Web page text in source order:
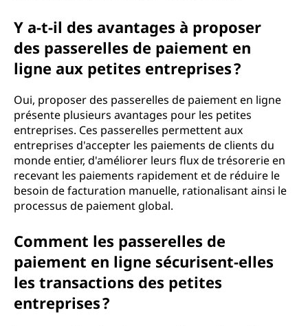
Y a-t-il des avantages à proposer
des passerelles de paiement en
ligne aux petites entreprises ?
Oui, proposer des passerelles de paiement en ligne
présente plusieurs avantages pour les petites
entreprises. Ces passerelles permettent aux
entreprises d'accepter les paiements de clients du
monde entier, d'améliorer leurs flux de trésorerie en
recevant les paiements rapidement et de réduire le
besoin de facturation manuelle, rationalisant ainsi le
processus de paiement global.
Comment les passerelles de
paiement en ligne sécurisent-elles
les transactions des petites
entreprises ?